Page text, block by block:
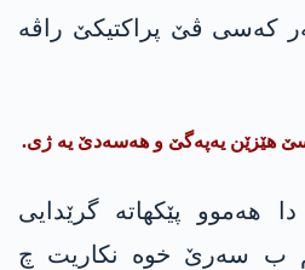
کەسی ڤێ پراکتیکێ راڤە
ھێزێن یەپەگێ و ھەسەدێ یە ژی.
ھەموو پێکھاتە گرێدایی
ب سەرێ خوە نکاریت چ